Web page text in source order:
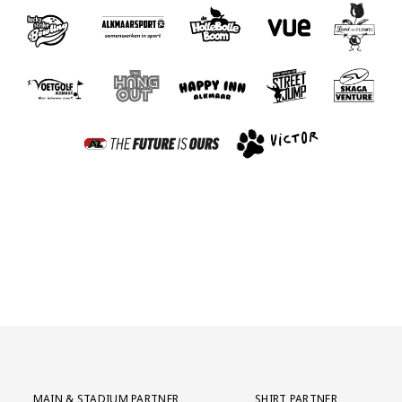
juniorclubs
€ 5,- kortingbij het huren van een losse
bowlingbaan of arrangement.
Bij Alkmaar Sport krijgen leden van de AZ
juniorclubs
diverse kortingsacties
bij Outdoorpark
Alkmaar, Sportcomplex de Meent en Sportcomplex de
Hoornse Vaart.
Partner Logos Grid
MAIN & STADIUM PARTNER
SHIRT PARTNER